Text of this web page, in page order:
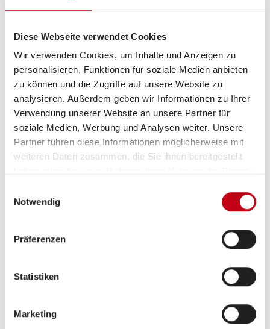
Diese Webseite verwendet Cookies
Wir verwenden Cookies, um Inhalte und Anzeigen zu
personalisieren, Funktionen für soziale Medien anbieten
zu können und die Zugriffe auf unsere Website zu
analysieren. Außerdem geben wir Informationen zu Ihrer
Verwendung unserer Website an unsere Partner für
soziale Medien, Werbung und Analysen weiter. Unsere
Partner führen diese Informationen möglicherweise mit
weiteren Daten zusammen, die Sie ihnen bereitgestellt
Notwendig
Präferenzen
Statistiken
Marketing
Heizung / Klima
Klimaautomatik
Sitzheizung Fahrerhaus
Küche
Navigationssystem
Android Auto